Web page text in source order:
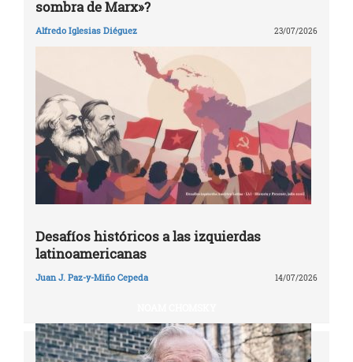
sombra de Marx»?
Alfredo Iglesias Diéguez 23/07/2026
Desafíos históricos a las izquierdas
latinoamericanas
Juan J. Paz-y-Miño Cepeda 14/07/2026